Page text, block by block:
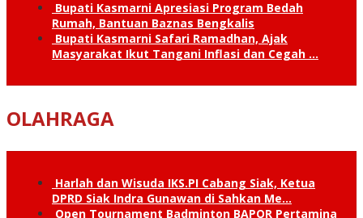
Bupati Kasmarni Apresiasi Program Bedah
Rumah, Bantuan Baznas Bengkalis
Bupati Kasmarni Safari Ramadhan, Ajak
Masyarakat Ikut Tangani Inflasi dan Cegah …
OLAHRAGA
Harlah dan Wisuda IKS.PI Cabang Siak, Ketua
DPRD Siak Indra Gunawan di Sahkan Me…
Open Tournament Badminton BAPOR Pertamina